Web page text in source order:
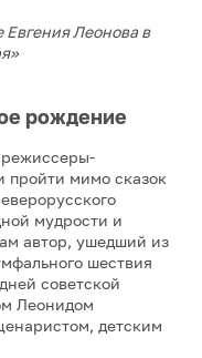
Евгения Леонова в
рождение
режиссеры-
пройти мимо сказок
мудрости и
автор, ушедший из
шествия
советской
Леонидом
детским